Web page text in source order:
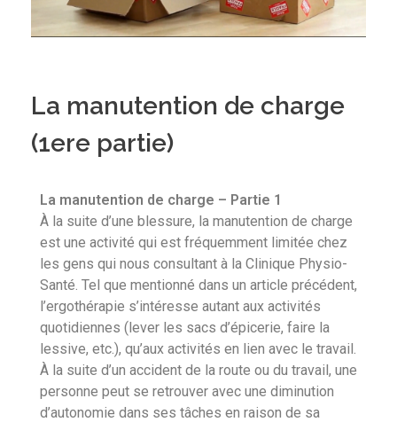
La manutention de charge
(1ere partie)
La manutention de charge – Partie 1
À la suite d’une blessure, la manutention de charge
est une activité qui est fréquemment limitée chez
les gens qui nous consultant à la Clinique Physio-
Santé. Tel que mentionné dans un article précédent,
l’ergothérapie s’intéresse autant aux activités
quotidiennes (lever les sacs d’épicerie, faire la
lessive, etc.), qu’aux activités en lien avec le travail.
À la suite d’un accident de la route ou du travail, une
personne peut se retrouver avec une diminution
d’autonomie dans ses tâches en raison de sa